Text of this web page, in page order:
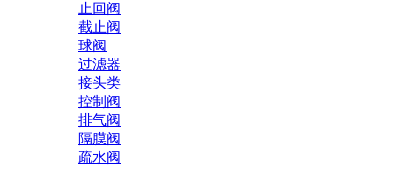
止回阀
截止阀
球阀
过滤器
接头类
控制阀
排气阀
隔膜阀
疏水阀